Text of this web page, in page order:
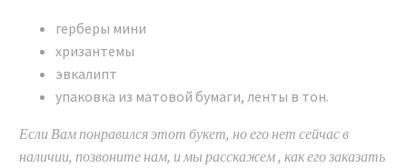
герберы мини
хризантемы
эвкалипт
упаковка из матовой бумаги, ленты в тон.
Если Вам понравился этот букет, но его нет сейчас в
наличии, позвоните нам, и мы расскажем , как его заказать